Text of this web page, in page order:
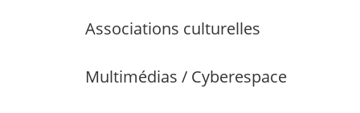
Associations culturelles
Multimédias / Cyberespace